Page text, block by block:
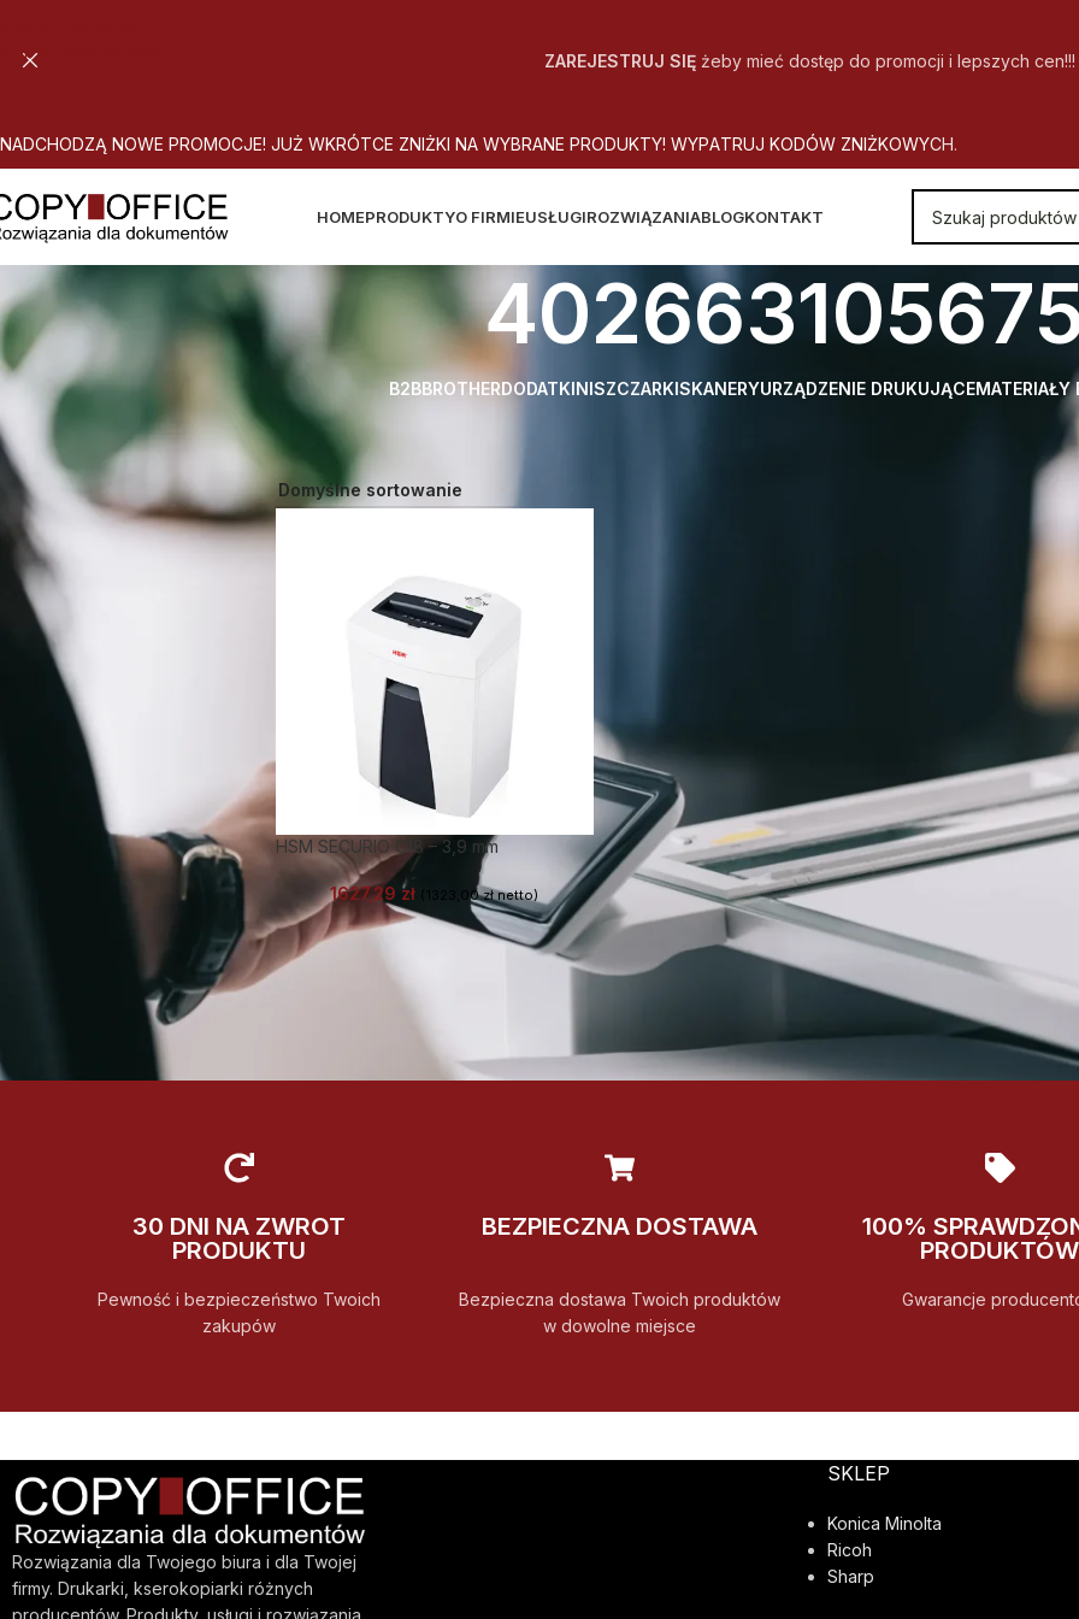
Skip to main content
ZAREJESTRUJ SIĘżeby mieć dostęp do promocji i lepszych cen!!!
NADCHODZĄ NOWE PROMOCJE! JUŻ WKRÓTCE ZNIŻKI NA WYBRANE PRODUKTY! WYPATRUJ KODÓW ZNIŻKOWYCH.
HOMEPRODUKTYO FIRMIEUSŁUGIROZWIĄZANIABLOGKONTAKT
B2BBROTHERDODATKINISZCZARKISKANERYURZĄDZENIE DRUKUJĄCEMATERIAŁY
Strona główna
HSM SECURIO C18 – 3,9 mm
1627,29 zł 1323,00złnetto)
30 DNI NA ZWROT
PRODUKTU
Pewność i bezpieczeństwo Twoich
zakupów
BEZPIECZNA DOSTAWA
Bezpieczna dostawa Twoich produktów
w dowolne miejsce
100%
PRODUKTÓW
Gwarancje
Rozwiązania dla Twojego biura i dla Twojej
firmy. Drukarki, kserokopiarki różnych
producentów. Produkty, usługi i rozwiązania
SKLEP
Konica Minolta
Ricoh
Sharp